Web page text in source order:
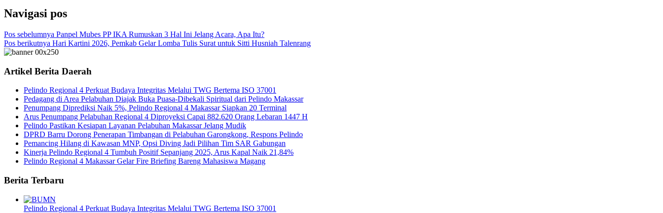
Navigasi pos
Pos sebelumnya Panpel Mubes PP IKA Rumuskan 3 Hal Ini Jelang Acara, Apa Itu?
Pos berikutnya Hari Kartini 2026, Pemkab Gelar Lomba Tulis Surat untuk Sitti Husniah Talenrang
Artikel Berita Daerah
Pelindo Regional 4 Perkuat Budaya Integritas Melalui TWG Bertema ISO 37001
Pedagang di Area Pelabuhan Diajak Buka Puasa-Dibekali Spiritual dari Pelindo Makassar
Penumpang Diprediksi Naik 5%, Pelindo Regional 4 Makassar Siapkan 20 Terminal
Arus Penumpang Pelabuhan Regional 4 Diproyeksi Capai 882.620 Orang Lebaran 1447 H
Pelindo Pastikan Kesiapan Layanan Pelabuhan Makassar Jelang Mudik
DPRD Barru Dorong Penerapan Timbangan di Pelabuhan Garongkong, Respons Pelindo
Pemancing Hilang di Kawasan MNP, Opsi Diving Jadi Pilihan Tim SAR Gabungan
Kinerja Pelindo Regional 4 Tumbuh Positif Sepanjang 2025, Arus Kapal Naik 21,84%
Pelindo Regional 4 Makassar Gelar Fire Briefing Bareng Mahasiswa Magang
Berita Terbaru
Pelindo Regional 4 Perkuat Budaya Integritas Melalui TWG Bertema ISO 37001